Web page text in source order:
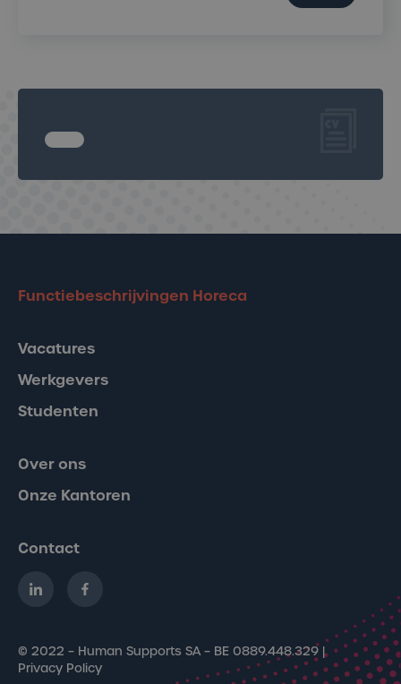
Functiebeschrijvingen Horeca
Vacatures
Werkgevers
Studenten
Over ons
Onze Kantoren
Contact
© 2022 – Human Supports SA – BE 0889.448.329 |
Privacy Policy